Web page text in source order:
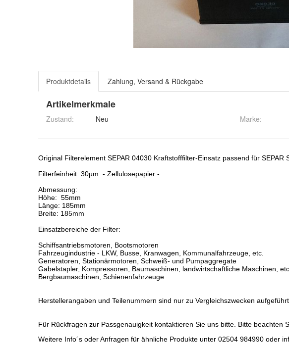
Produktdetails Zahlung, Versand & Rückgabe
Artikelmerkmale
Zustand: Neu Marke: